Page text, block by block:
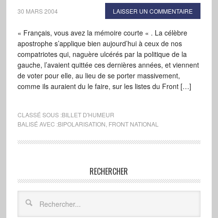
30 MARS 2004 LAISSER UN COMMENTAIRE
« Français, vous avez la mémoire courte « . La célèbre
apostrophe s’applique bien aujourd’hui à ceux de nos
compatriotes qui, naguère ulcérés par la politique de la
gauche, l’avaient quittée ces dernières années, et viennent
de voter pour elle, au lieu de se porter massivement,
comme ils auraient du le faire, sur les listes du Front […]
CLASSÉ SOUS :BILLET D'HUMEUR
BALISÉ AVEC :BIPOLARISATION FRONT NATIONAL
RECHERCHER